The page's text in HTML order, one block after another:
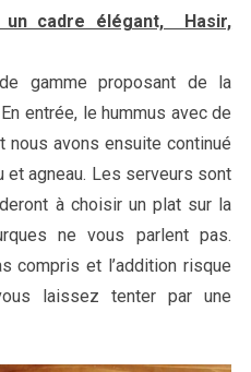
cadre élégant, Hasir,
gamme proposant de la
entrée, le hummus avec de
nous avons ensuite continué
agneau. Les serveurs sont
à choisir un plat sur la
ne vous parlent pas.
compris et l’addition risque
laissez tenter par une